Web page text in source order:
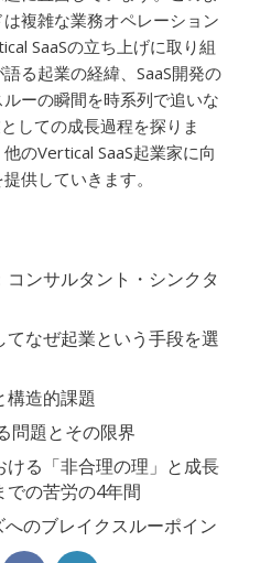
複雑な業務オペレーション
SaaSの立ち上げに取り組
る起業の経緯、SaaS開発の
ーの瞬間を時系列で追いな
しての成長過程を探りま
のVertical SaaS起業家に向
供していきます。
ンサルタント・シンクタ
てなぜ起業という手段を選
構造的課題
問題とその限界
ける「非合理の理」と成長
での苦労の4年間
へのブレイクスルーポイン